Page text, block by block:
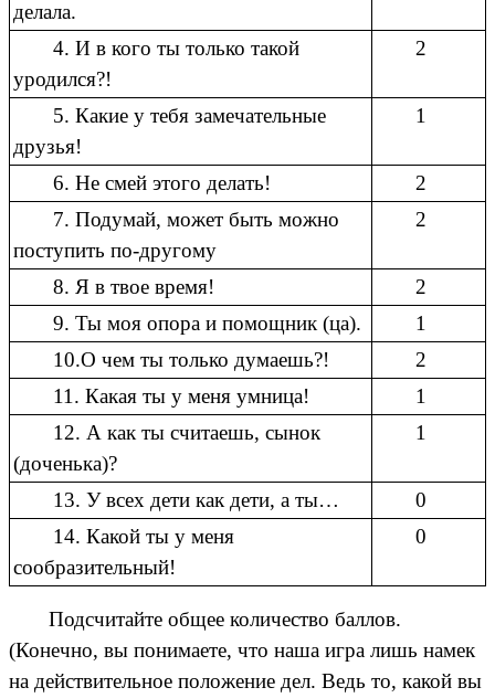
делала.
4. И в кого ты только такой
уродился?!
2
5. Какие у тебя замечательные
друзья!
1
6. Не смей этого делать!
2
7. Подумай, может быть можно
поступить по-другому
2
8. Я в твое время!
2
9. Ты моя опора и помощник (ца).
1
10.О чем ты только думаешь?!
2
11. Какая ты у меня умница!
1
12. А как ты считаешь, сынок
(доченька)?
1
13. У всех дети как дети, а ты…
0
14. Какой ты у меня
сообразительный!
0
Подсчитайте общее количество баллов.
(Конечно, вы понимаете, что наша игра лишь намек
на действительное положение дел. Ведь то, какой вы